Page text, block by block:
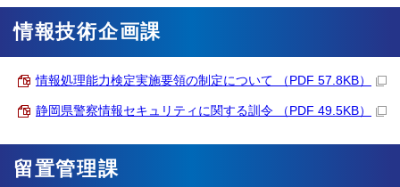
情報技術企画課
情報処理能力検定実施要領の制定について （PDF 57.8KB）
静岡県警察情報セキュリティに関する訓令 （PDF 49.5KB）
留置管理課